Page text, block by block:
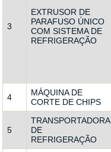
3
EXTRUSOR DE
PARAFUSO ÚNICO
COM SISTEMA DE
REFRIGERAÇÃO
4
MÁQUINA DE
CORTE DE CHIPS
5
TRANSPORTADORA
DE
REFRIGERAÇÃO